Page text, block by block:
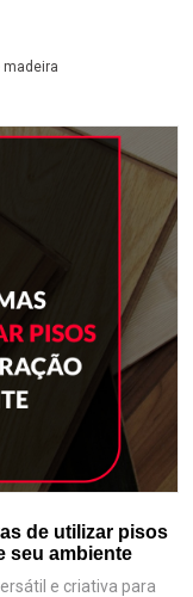
madeira
de utilizar pisos
seu ambiente
e criativa para